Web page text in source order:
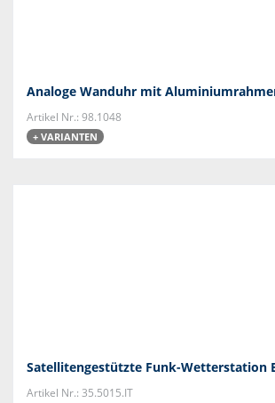
Analoge Wanduhr mit
Artikel Nr.: 98.1048
+ VARIANTEN
Satellitengestützte Funk-Wetterstation
Artikel Nr.: 35.5015.IT